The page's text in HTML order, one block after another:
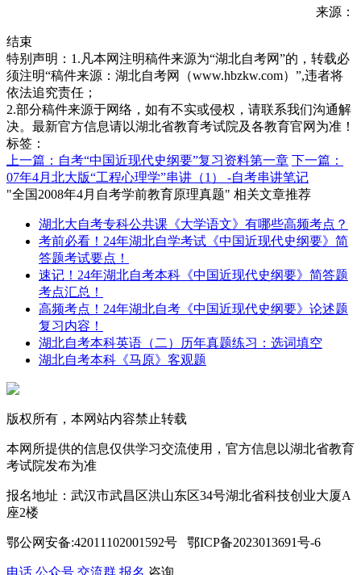
来源：
结束
特别声明：1.凡本网注明稿件来源为“湖北自考网”的，转载必
须注明“稿件来源：湖北自考网（www.hbzkw.com）”,违者将
依法追究责任；
2.部分稿件来源于网络，如有不实或侵权，请联系我们沟通解
决。最新官方信息请以湖北省教育考试院及各教育官网为准！
标签：
上一篇：自考“中国近现代史纲要”复习资料第一章 下一篇：
07年4月北大版“工程心理学”串讲（1） -自考串讲笔记
"全国2008年4月自考学前教育原理真题" 相关文章推荐
湖北大自考专科公共课《大学语文》有哪些高频考点？
考前必看！24年湖北自学考试《中国近现代史纲要》简
答题考试要点！
速记！24年湖北自考本科《中国近现代史纲要》简答题
考点汇总！
高频考点！24年湖北自考《中国近现代史纲要》论述题
复习内容！
湖北自考本科英语（二）历年真题练习：选词填空
湖北自考本科《马原》客观题
版权所有，本网站内容禁止转载
本网所提供的信息仅供学习交流使用，官方信息以湖北省教育
考试院发布为准
报名地址：武汉市武昌区洪山东区34号湖北省科技创业大厦A
座2楼
鄂公网安备:42011102001592号 鄂ICP备2023013691号-6
电话 公众号 交流群 报名 咨询